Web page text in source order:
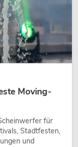
Moving-
für
Stadtfesten,
und